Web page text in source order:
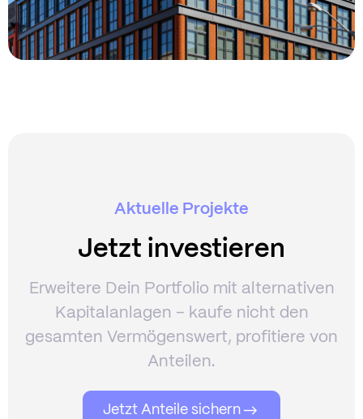
Aktuelle Projekte
Jetzt investieren
Erweitere Dein Portfolio mit alternativen
Kapitalanlagen – kaufe nicht den
gesamten Vermögenswert, profitiere von
Anteilen.
Jetzt Anteile sichern